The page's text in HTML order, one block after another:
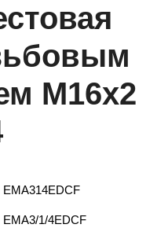
M16x2
EMA314EDCF
EMA3/1/4EDCF